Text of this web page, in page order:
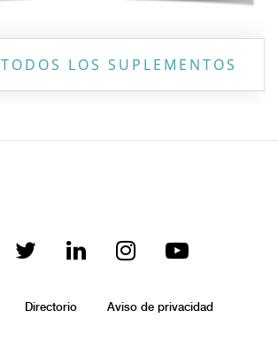
TODOS LOS SUPLEMENTOS
Directorio Aviso de privacidad